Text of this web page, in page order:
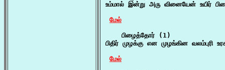
உம்மால் இன்று அரு வினையேன் உயிர்
மேல்
    பிழைத்தோர் (1)
பிதிர் முழக்கு என முழங்கின வலம்புரி
மேல்